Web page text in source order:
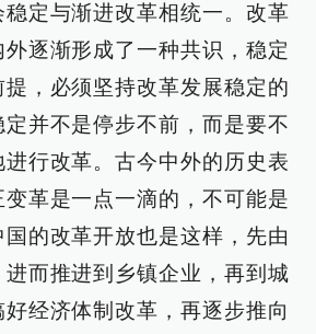
定与渐进改革相统一。改革
逐渐形成了一种共识，稳定
，必须坚持改革发展稳定的
并不是停步不前，而是要不
行改革。古今中外的历史表
革是一点一滴的，不可能是
的改革开放也是这样，先由
而推进到乡镇企业，再到城
经济体制改革，再逐步推向